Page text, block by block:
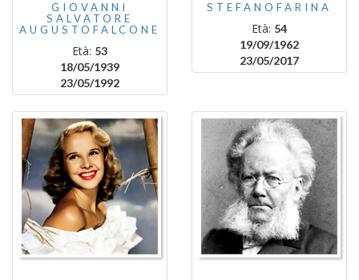
GIOVANNI
SALVATORE
AUGUSTOFALCONE
Età: 53
18/05/1939
23/05/1992
STEFANOFARINA
Età: 54
19/09/1962
23/05/2017